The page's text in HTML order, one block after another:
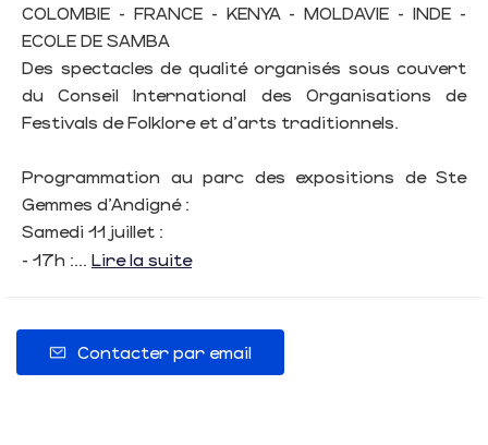
COLOMBIE - FRANCE - KENYA - MOLDAVIE - INDE -
ECOLE DE SAMBA
Des spectacles de qualité organisés sous couvert
du Conseil International des Organisations de
Festivals de Folklore et d'arts traditionnels.
Programmation au parc des expositions de Ste
Gemmes d'Andigné :
Samedi 11 juillet :
- 17h :... Lire la suite
Contacter par email